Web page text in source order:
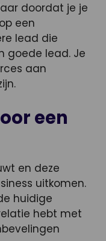
doordat je je
een
lead die
goede lead. Je
aan
een
en deze
uitkomen.
huidige
hebt met